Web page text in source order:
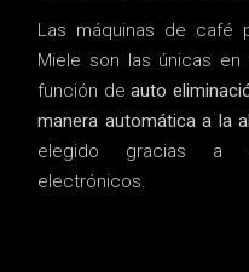
Las máquinas de café
Miele son las únicas
función deauto
manera automática a la
elegido gracias a
electrónicos.